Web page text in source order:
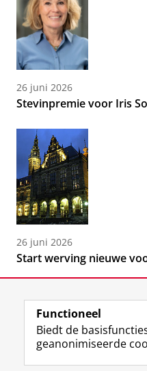
26 juni 2026
Stevinpremie voor Iris
26 juni 2026
Start werving nieuwe
Volg de RUG
Functioneel
Biedt de
geanonimiseerde